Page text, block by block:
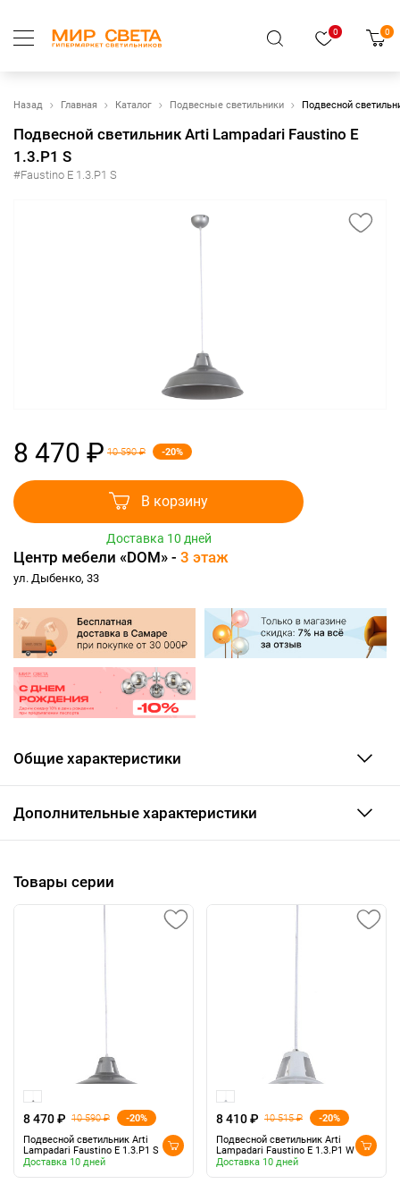
0 0
Назад Главная Каталог Подвесные светильники Подвесной
Подвесной светильник Arti Lampadari Faustino E
1.3.P1 S
#Faustino E 1.3.P1 S
8 470 ₽ 10 590 ₽ -20%
В корзину
Доставка 10 дней
Центр мебели «DOM» - 3 этаж
ул. Дыбенко, 33
Общие характеристики
Дополнительные характеристики
Товары серии
8 470 ₽ 10 590 ₽
-20%
Подвесной светильник Arti
Lampadari Faustino E 1.3.P1 S
Доставка 10 дней
8 410 ₽ 10 515 ₽
-20%
Подвесной светильник Arti
Lampadari Faustino E 1.3.P1 W
Доставка 10 дней